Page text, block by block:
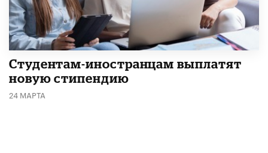
Студентам-иностранцам выплатят
новую стипендию
24 МАРТА